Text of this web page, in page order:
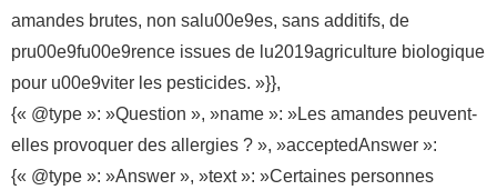
amandes brutes, non salu00e9es, sans additifs, de
pru00e9fu00e9rence issues de lu2019agriculture biologique
pour u00e9viter les pesticides. »}},
{« @type »: »Question », »name »: »Les amandes peuvent-
elles provoquer des allergies ? », »acceptedAnswer »:
{« @type »: »Answer », »text »: »Certaines personnes